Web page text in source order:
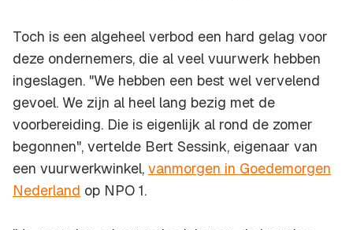
Toch is een algeheel verbod een hard gelag voor
deze ondernemers, die al veel vuurwerk hebben
ingeslagen. "We hebben een best wel vervelend
gevoel. We zijn al heel lang bezig met de
voorbereiding. Die is eigenlijk al rond de zomer
begonnen", vertelde Bert Sessink, eigenaar van
een vuurwerkwinkel, vanmorgen in Goedemorgen
Nederland op NPO 1.